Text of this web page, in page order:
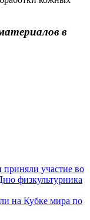
в
участие во
физкультурника
на Кубке мира по